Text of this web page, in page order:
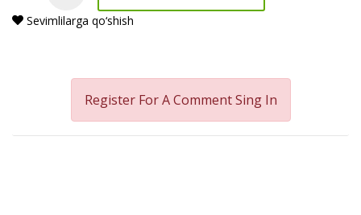
Sevimlilarga qo‘shish
Register For A CommentSing In